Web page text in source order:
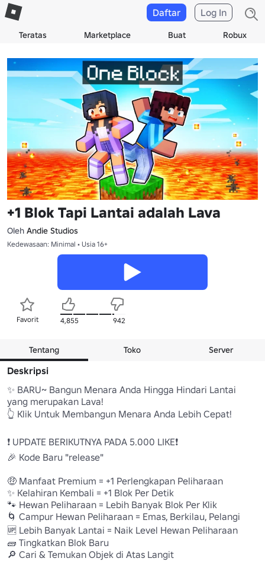
Teratas Marketplace Buat Robux
Daftar Log In
+1 Blok Tapi Lantai adalah Lava
Oleh Andie Studios
Kedewasaan: Minimal • Usia 16+
Favorit 4,855 942
Tentang Toko Server
Deskripsi
✨ BARU~ Bangun Menara Anda Hingga Hindari Lantai
yang merupakan Lava!
👆 Klik Untuk Membangun Menara Anda Lebih Cepat!
❗ UPDATE BERIKUTNYA PADA 5.000 LIKE❗
🎉 Kode Baru "release"
🤑 Manfaat Premium = +1 Perlengkapan Peliharaan
✨ Kelahiran Kembali = +1 Blok Per Detik
🐾 Hewan Peliharaan = Lebih Banyak Blok Per Klik
🌀 Campur Hewan Peliharaan = Emas, Berkilau, Pelangi
🆙 Lebih Banyak Lantai = Naik Level Hewan Peliharaan
🧱 Tingkatkan Blok Baru
🔎 Cari & Temukan Objek di Atas Langit